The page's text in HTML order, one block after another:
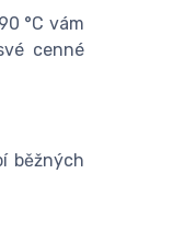
°C vám
cenné
běžných